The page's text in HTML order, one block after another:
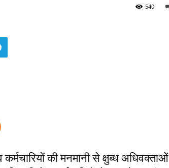
540
की मनमानी से क्षुब्ध अधिवक्ताओं